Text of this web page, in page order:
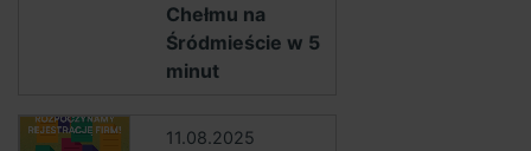
Chełmu na
Śródmieście w 5
minut
11.08.2025